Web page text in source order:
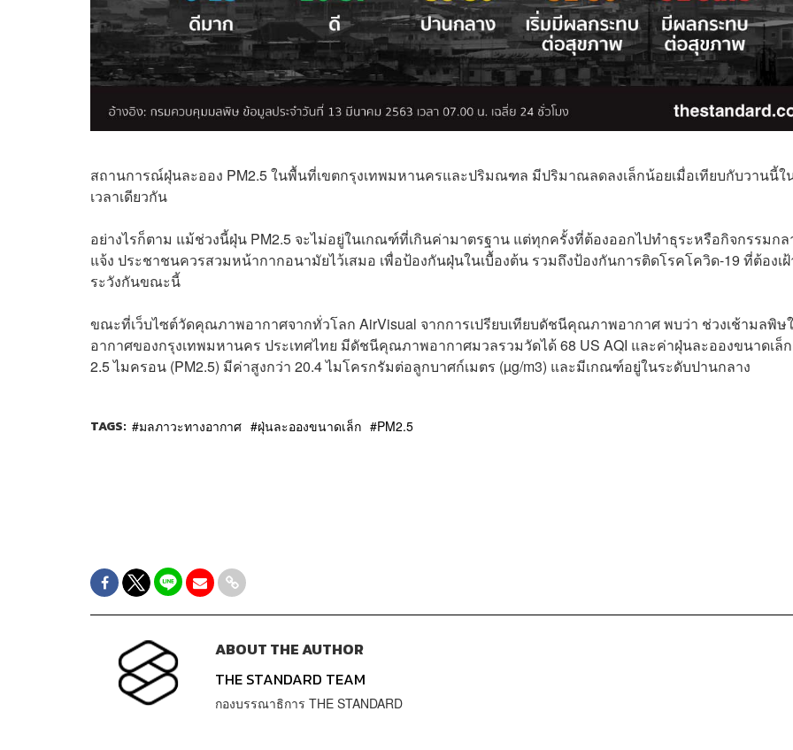
สถานการณ์ฝุ่นละออง PM2.5 ในพื้นที่เขตกรุงเทพมหานครและปริมณฑล มีปริมาณลดลงเล็กน้อยเมื่อเทียบกับวานนี้ใ
เวลาเดียวกัน
อย่างไรก็ตาม แม้ช่วงนี้ฝุ่น PM2.5 จะไม่อยู่ในเกณฑ์ที่เกินค่ามาตรฐาน แต่ทุกครั้งที่ต้องออกไปทำธุระหรือกิจกรรมกล
แจ้ง ประชาชนควรสวมหน้ากากอนามัยไว้เสมอ เพื่อป้องกันฝุ่นในเบื้องต้น รวมถึงป้องกันการติดโรคโควิด-19 ที่ต้องเ
ระวังกันขณะนี้
ขณะที่เว็บไซต์วัดคุณภาพอากาศจากทั่วโลก AirVisual จากการเปรียบเทียบดัชนีคุณภาพอากาศ พบว่า ช่วงเช้ามลพิษ
อากาศของกรุงเทพมหานคร ประเทศไทย มีดัชนีคุณภาพอากาศมวลรวมวัดได้68 US AQI และค่าฝุ่นละอองขนาดเล็
2.5 ไมครอน (PM2.5) มีค่าสูงกว่า 20.4ไมโครกรัมต่อลูกบาศก์เมตร (µg/m3) และมีเกณฑ์อยู่ในระดับปานกลาง
TAGS: มลภาวะทางอากาศ ฝุ่นละอองขนาดเล็ก PM2.5
ABOUT THE AUTHOR
THE STANDARD TEAM
กองบรรณาธิการ THE STANDARD